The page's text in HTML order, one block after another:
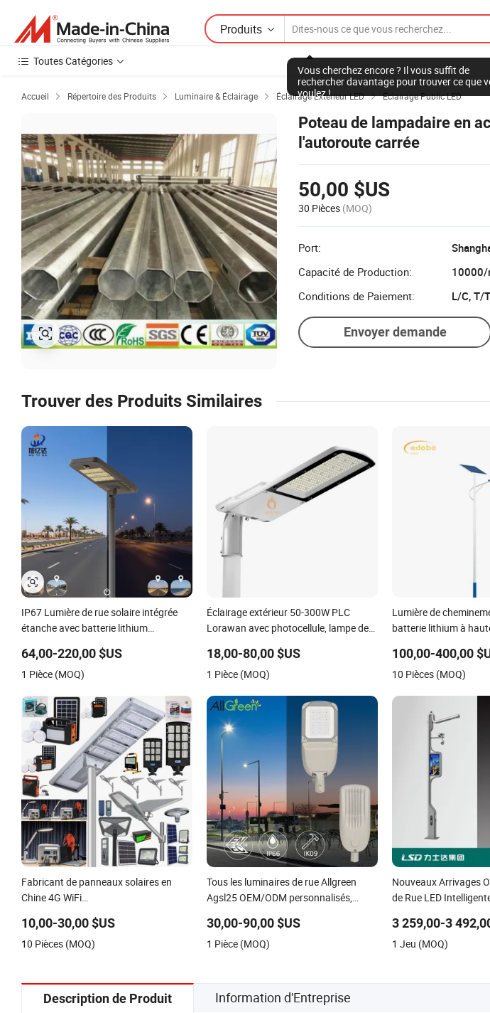
Produits
Vous cherchez encore ? Il vous suffit de
rechercher davantage pour trouver ce que
voulez !
Toutes Catégories
Accueil  Répertoire des Produits  Luminaire & Éclairage  Éclairage Extérieur LED  Éclairage Public LED
Poteau de lampadaire en
l'autoroute carrée
50,00 $US
30 Pièces (MOQ)
Port:
Capacité de Production:
10000/
Conditions de Paiement:
L/C, T/T
Envoyer demande
Trouver des Produits Similaires
IP67 Lumière de rue solaire intégrée
étanche avec batterie lithium
un avec caméra LED
64,00-220,00 $US
1 Pièce (MOQ)
Éclairage extérieur 50-300W PLC
Lorawan avec photocellule, lampe de
routes urbaines et des espaces publics
18,00-80,00 $US
1 Pièce (MOQ)
Lumière de
batterie lithium à
100,00-400,00
10 Pièces (MOQ)
Fabricant de panneaux solaires en
Chine 4G WiFi
Capteur LED IP66 Caméra extérieure
tout-en-un ABS COB Projecteur de
10,00-30,00 $US
10 Pièces (MOQ)
Tous les luminaires de rue Allgreen
Agsl25 OEM/ODM personnalisés,
200W boîtier de luminaire de rue, 150W
éclairage de rue LED avec ENEC
30,00-90,00 $US
1 Pièce (MOQ)
Nouveaux Arrivages
de Rue LED
Système d'Alarme
Chargement Design
3 259,00-3
1 Jeu (MOQ)
Description de Produit Information d'Entreprise